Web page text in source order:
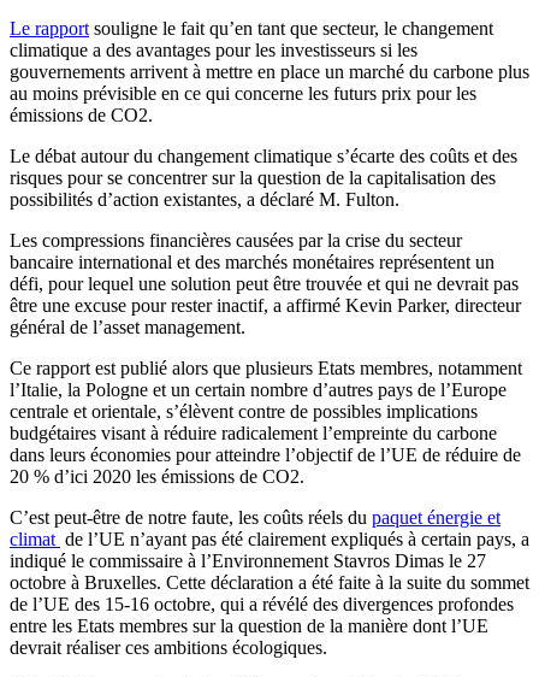
Le rapport souligne le fait qu’en tant que secteur, le changement
climatique a des avantages pour les investisseurs si les
gouvernements arrivent à mettre en place un marché du carbone plus
au moins prévisible en ce qui concerne les futurs prix pour les
émissions de CO2.
Le débat autour du changement climatique s’écarte des coûts et des
risques pour se concentrer sur la question de la capitalisation des
possibilités d’action existantes, a déclaré M. Fulton.
Les compressions financières causées par la crise du secteur
bancaire international et des marchés monétaires représentent un
défi, pour lequel une solution peut être trouvée et qui ne devrait pas
être une excuse pour rester inactif, a affirmé Kevin Parker, directeur
général de l’asset management.
Ce rapport est publié alors que plusieurs Etats membres, notamment
l’Italie, la Pologne et un certain nombre d’autres pays de l’Europe
centrale et orientale, s’élèvent contre de possibles implications
budgétaires visant à réduire radicalement l’empreinte du carbone
dans leurs économies pour atteindre l’objectif de l’UE de réduire de
20 % d’ici 2020 les émissions de CO2.
C’est peut-être de notre faute, les coûts réels du paquet énergie et
climat de l’UE n’ayant pas été clairement expliqués à certain pays, a
indiqué le commissaire à l’Environnement Stavros Dimas le 27
octobre à Bruxelles. Cette déclaration a été faite à la suite du sommet
de l’UE des 15-16 octobre, qui a révélé des divergences profondes
entre les Etats membres sur la question de la manière dont l’UE
devrait réaliser ces ambitions écologiques.